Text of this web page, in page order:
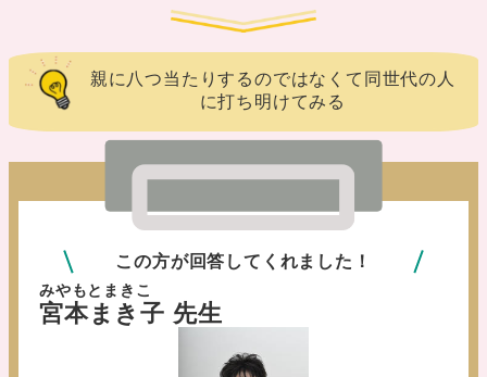
親に八つ当たりするのではなくて同世代の人
に打ち明けてみる
この方が回答してくれました！
みやもとまきこ
宮本まき子 先生